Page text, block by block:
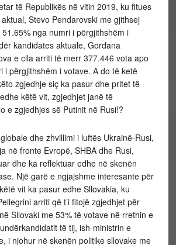
të Republikës në vitin 2019, ku fitues
Stevo Pendarovski me gjithsej
nga numri i përgjithshëm i
kandidates aktuale, Gordana
e cila arriti të merr 377.446 vota apo
i përgjithshëm i votave. A do të ketë
zgjedhje siç ka pasur dhe pritet të
këtë vit, zgjedhjet janë të
e zgjedhjes së Putinit në Rusi!?
dhe zhvillimi i luftës Ukrainë-Rusi,
në fronte Evropë, SHBA dhe Rusi,
dhe ka reflektuar edhe në skenën
Një garë e ngjajshme interesante për
vit ka pasur edhe Sllovakia, ku
arriti që t’i fitojë zgjedhjet për
Sllovaki me 53% të votave në rrethin e
të tij, ish-ministrin e
i njohur në skenën politike sllovake me